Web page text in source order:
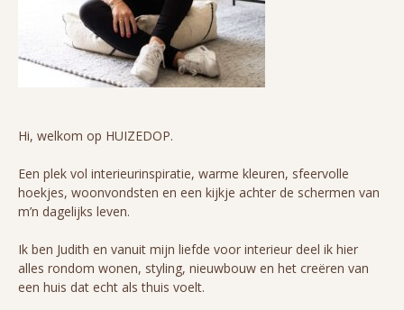
Hi, welkom op HUIZEDOP.
Een plek vol interieurinspiratie, warme kleuren, sfeervolle
hoekjes, woonvondsten en een kijkje achter de schermen van
m’n dagelijks leven.
Ik ben Judith en vanuit mijn liefde voor interieur deel ik hier
alles rondom wonen, styling, nieuwbouw en het creëren van
een huis dat echt als thuis voelt.